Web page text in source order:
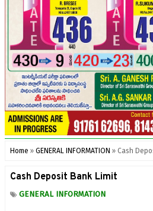
Home » GENERAL INFORMATION » Cash
Cash Deposit Bank Limit
GENERAL INFORMATION